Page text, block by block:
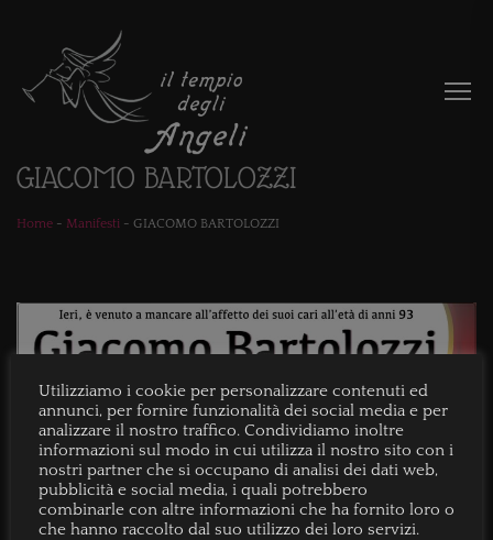
GIACOMO BARTOLOZZI
Home - Manifesti - GIACOMO BARTOLOZZI
Utilizziamo i cookie per personalizzare contenuti ed
annunci, per fornire funzionalità dei social media e per
analizzare il nostro traffico. Condividiamo inoltre
informazioni sul modo in cui utilizza il nostro sito con i
nostri partner che si occupano di analisi dei dati web,
pubblicità e social media, i quali potrebbero
combinarle con altre informazioni che ha fornito loro o
che hanno raccolto dal suo utilizzo dei loro servizi.